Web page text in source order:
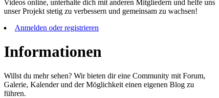
Videos online, unterhalte dich mit anderen Mitgliedern und helfe uns
unser Projekt stetig zu verbessern und gemeinsam zu wachsen!
Anmelden oder registrieren
Informationen
Willst du mehr sehen? Wir bieten dir eine Community mit Forum,
Galerie, Kalender und der Möglichkeit einen eigenen Blog zu
führen.